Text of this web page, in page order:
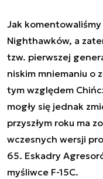
Jak
Nighthawków, a
tzw. pierwszej
niskim mniemaniu o
tym względem
mogły się jednak
przyszłym roku ma
wczesnych wersji
65. Eskadry
myśliwce F-15C.